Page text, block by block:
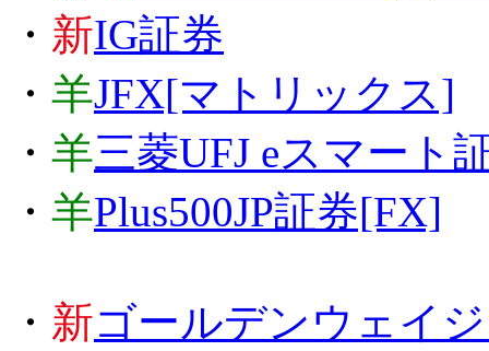
・ 新IG証券
・ 羊JFX[マトリックス]
・ 羊三菱UFJ eスマート
・ 羊Plus500JP証券[FX]
・ 新ゴールデンウェイ